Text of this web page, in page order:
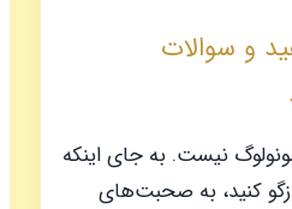
و سوالات
نیست. به جای اینکه
کنید، به صحبت‌های